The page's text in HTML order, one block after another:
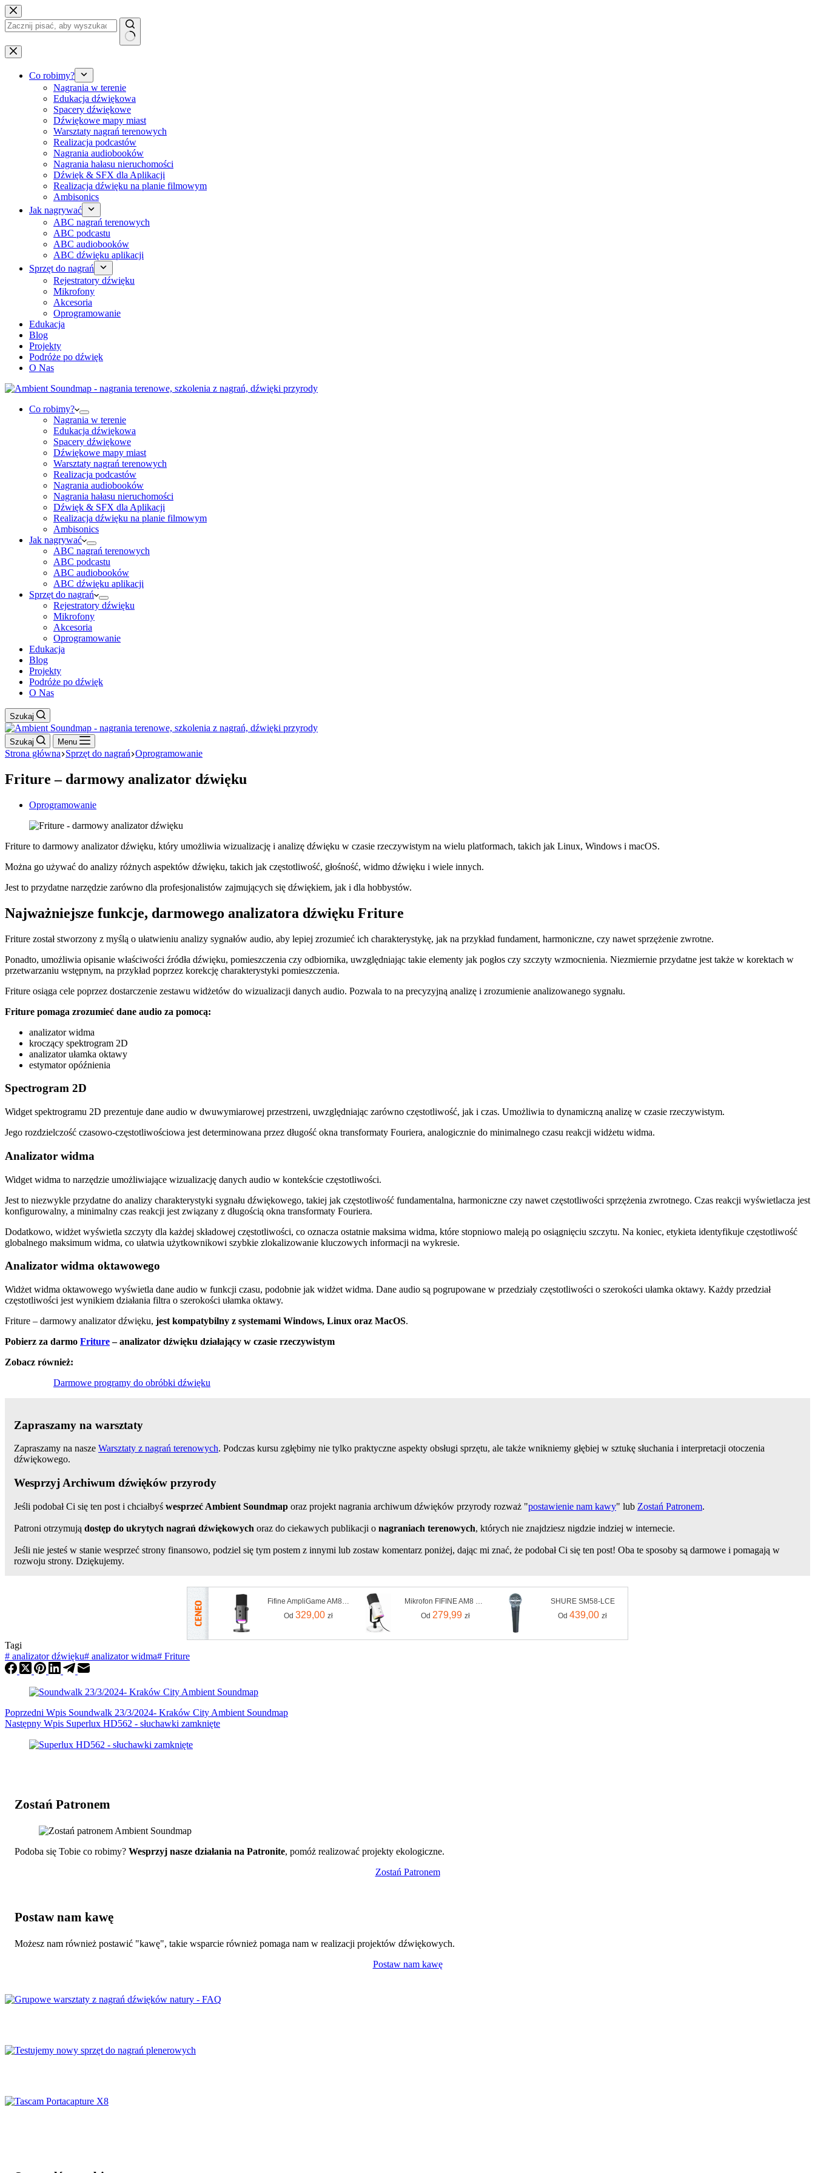
Przejdź
do
treści
Brak
wyników
Co robimy?
Nagrania w terenie
Edukacja dźwiękowa
Spacery dźwiękowe
Dźwiękowe mapy miast
Warsztaty nagrań terenowych
Realizacja podcastów
Nagrania audiobooków
Nagrania hałasu nieruchomości
Dźwięk & SFX dla Aplikacji
Realizacja dźwięku na planie filmowym
Ambisonics
Jak nagrywać
ABC nagrań terenowych
ABC podcastu
ABC audiobooków
ABC dźwięku aplikacji
Sprzęt do nagrań
Rejestratory dźwięku
Mikrofony
Akcesoria
Oprogramowanie
Edukacja
Blog
Projekty
Podróże po dźwięk
O Nas
Co robimy?
Nagrania w terenie
Edukacja dźwiękowa
Spacery dźwiękowe
Dźwiękowe mapy miast
Warsztaty nagrań terenowych
Realizacja podcastów
Nagrania audiobooków
Nagrania hałasu nieruchomości
Dźwięk & SFX dla Aplikacji
Realizacja dźwięku na planie filmowym
Ambisonics
Jak nagrywać
ABC nagrań terenowych
ABC podcastu
ABC audiobooków
ABC dźwięku aplikacji
Sprzęt do nagrań
Rejestratory dźwięku
Mikrofony
Akcesoria
Oprogramowanie
Edukacja
Blog
Projekty
Podróże po dźwięk
O Nas
Szukaj
Szukaj Menu
Strona główna Sprzęt do nagrań Oprogramowanie
Friture – darmowy analizator dźwięku
Oprogramowanie
Friture to darmowy analizator dźwięku, który umożliwia wizualizację i analizę dźwięku w czasie rzeczywistym na wielu platformach, takich jak Linux, Windows i macOS.
Można go używać do analizy różnych aspektów dźwięku, takich jak częstotliwość, głośność, widmo dźwięku i wiele innych.
Jest to przydatne narzędzie zarówno dla profesjonalistów zajmujących się dźwiękiem, jak i dla hobbystów.
Najważniejsze funkcje, darmowego analizatora dźwięku Friture
Friture został stworzony z myślą o ułatwieniu analizy sygnałów audio, aby lepiej zrozumieć ich charakterystykę, jak na przykład fundament, harmoniczne, czy nawet sprzężenie zwrotne.
Ponadto, umożliwia opisanie właściwości źródła dźwięku, pomieszczenia czy odbiornika, uwzględniając takie elementy jak pogłos czy szczyty wzmocnienia. Niezmiernie przydatne jest także w korektach w
przetwarzaniu wstępnym, na przykład poprzez korekcję charakterystyki pomieszczenia.
Friture osiąga cele poprzez dostarczenie zestawu widżetów do wizualizacji danych audio. Pozwala to na precyzyjną analizę i zrozumienie analizowanego sygnału.
Friture pomaga zrozumieć dane audio za pomocą:
analizator widma
kroczący spektrogram 2D
analizator ułamka oktawy
estymator opóźnienia
Spectrogram 2D
Widget spektrogramu 2D prezentuje dane audio w dwuwymiarowej przestrzeni, uwzględniając zarówno częstotliwość, jak i czas. Umożliwia to dynamiczną analizę w czasie rzeczywistym.
Jego rozdzielczość czasowo-częstotliwościowa jest determinowana przez długość okna transformaty Fouriera, analogicznie do minimalnego czasu reakcji widżetu widma.
Analizator widma
Widget widma to narzędzie umożliwiające wizualizację danych audio w kontekście częstotliwości.
Jest to niezwykle przydatne do analizy charakterystyki sygnału dźwiękowego, takiej jak częstotliwość fundamentalna, harmoniczne czy nawet częstotliwości sprzężenia zwrotnego. Czas reakcji wyświetlacza jest
konfigurowalny, a minimalny czas reakcji jest związany z długością okna transformaty Fouriera.
Dodatkowo, widżet wyświetla szczyty dla każdej składowej częstotliwości, co oznacza ostatnie maksima widma, które stopniowo maleją po osiągnięciu szczytu. Na koniec, etykieta identyfikuje częstotliwość
globalnego maksimum widma, co ułatwia użytkownikowi szybkie zlokalizowanie kluczowych informacji na wykresie.
Analizator widma oktawowego
Widżet widma oktawowego wyświetla dane audio w funkcji czasu, podobnie jak widżet widma. Dane audio są pogrupowane w przedziały częstotliwości o szerokości ułamka oktawy. Każdy przedział
częstotliwości jest wynikiem działania filtra o szerokości ułamka oktawy.
Friture – darmowy analizator dźwięku, jest kompatybilny z systemami Windows, Linux oraz MacOS.
Pobierz za darmo Friture– analizator dźwięku działający w czasie rzeczywistym
Zobacz również:
Darmowe programy do obróbki dźwięku
Zapraszamy na warsztaty
Zapraszamy na nasze Warsztaty z nagrań terenowych. Podczas kursu zgłębimy nie tylko praktyczne aspekty obsługi sprzętu, ale także wnikniemy głębiej w sztukę słuchania i interpretacji otoczenia
dźwiękowego.
Wesprzyj Archiwum dźwięków przyrody
Jeśli podobał Ci się ten post i chciałbyś wesprzeć Ambient Soundmap oraz projekt nagrania archiwum dźwięków przyrody rozważ "postawienie nam kawy" lub Zostań Patronem.
Patroni otrzymują dostęp do ukrytych nagrań dźwiękowych oraz do ciekawych publikacji o nagraniach terenowych, których nie znajdziesz nigdzie indziej w internecie.
Jeśli nie jesteś w stanie wesprzeć strony finansowo, podziel się tym postem z innymi lub zostaw komentarz poniżej, dając mi znać, że podobał Ci się ten post! Oba te sposoby są darmowe i pomagają w
rozwoju strony. Dziękujemy.
Fifine AmpliGame AM8 Przewodowy Dynamiczny Czarny
Od 329,00 zł
Mikrofon FIFINE AM8 Biały
Od 279,99 zł
SHURE SM58-LCE
Od 439,00 zł
Tagi
# analizator dźwięku# analizator widma# Friture
Poprzedni Wpis Soundwalk 23/3/2024- Kraków City Ambient Soundmap
Następny Wpis Superlux HD562 - słuchawki zamknięte
Zostań Patronem
Podoba się Tobie co robimy? Wesprzyj nasze działania na Patronite, pomóż realizować projekty ekologiczne.
Zostań Patronem
Postaw nam kawę
Możesz nam również postawić "kawę", takie wsparcie również pomaga nam w realizacji projektów dźwiękowych.
Postaw nam kawę